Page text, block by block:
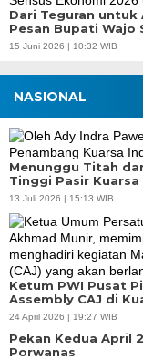
Dari Teguran untuk
Pesan Bupati Wajo
15 Juni 2026 | 10:32 WIB
NASIONAL
Menunggu Titah
Tinggi Pasir Kuarsa
13 Juli 2026 | 15:13 WIB
Ketum PWI Pusat
Assembly CAJ di
24 April 2026 | 19:27 WIB
Pekan Kedua April
Porwanas